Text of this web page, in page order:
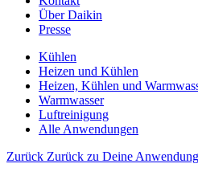
Über Daikin
Presse
Kühlen
Heizen und Kühlen
Heizen, Kühlen und
Warmwasser
Luftreinigung
Alle Anwendungen
Zurück Zurück zu Deine